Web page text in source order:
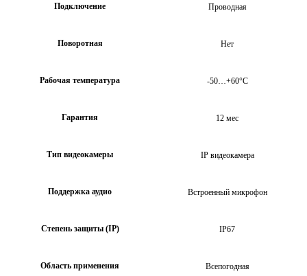
Подключение Проводная
Поворотная Нет
Рабочая температура -50…+60°С
Гарантия 12 мес
Тип видеокамеры IP видеокамера
Поддержка аудио Встроенный микрофон
Степень защиты (IP) IP67
Область применения Всепогодная